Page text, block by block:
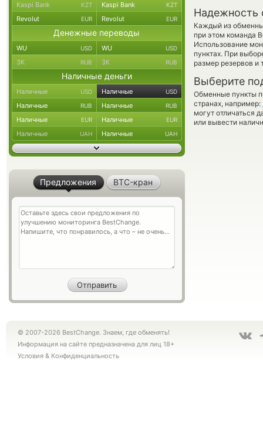
Надежность
Каждый из
при этом команда
Использование
пунктах. При
размер резервов и
Выберите
Обменные пункты
странах, например:
могут отличаться
или вывести
Kaspi Bank KZT Kaspi Bank KZT
Revolut EUR Revolut EUR
Денежные переводы
WU USD WU USD
ЗК RUB ЗК RUB
Наличные деньги
Наличные USD Наличные USD
Наличные RUB Наличные RUB
Наличные EUR Наличные EUR
Наличные UAH Наличные UAH
Предложения BTC-кран
© 2007-2026 BestChange. Знаем, где обменять!
Информация на сайте предназначена для лиц 18+
Условия & Конфиденциальность